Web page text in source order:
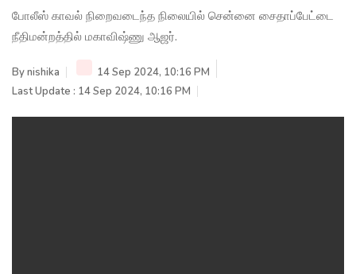
போலீஸ் காவல் நிறைவடைந்த நிலையில் சென்னை சைதாப்பேட்டை
நீதிமன்றத்தில் மகாவிஷ்ணு ஆஜர்.
Bynishika
14 Sep 2024, 10:16 PM
Last Update : 14 Sep 2024, 10:16 PM